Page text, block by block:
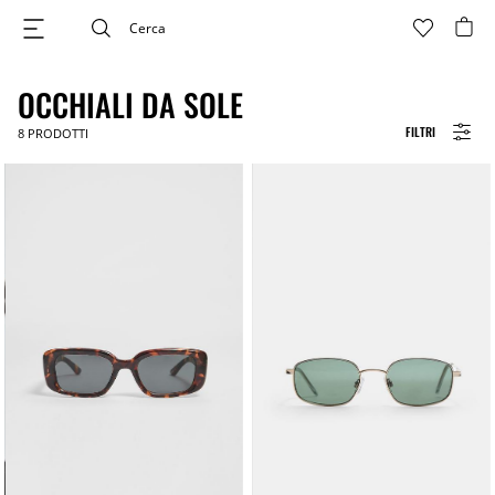
FILTRI
OCCHIALI DA SOLE
8 PRODOTTI